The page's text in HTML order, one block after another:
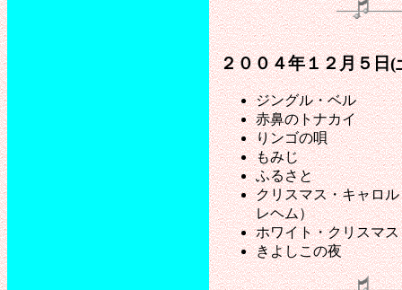
２００４年１２月５日
ジングル・ベル
赤鼻のトナカイ
りンゴの唄
もみじ
ふるさと
クリスマス・キャロ
レヘム）
ホワイト・クリスマス
きよしこの夜